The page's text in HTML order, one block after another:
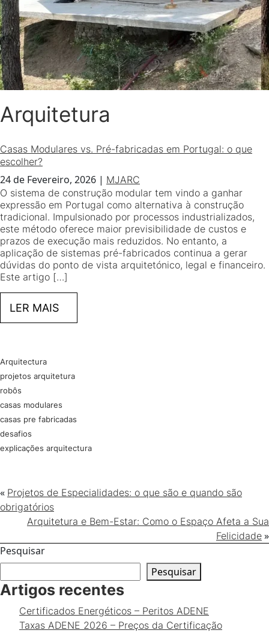
Arquitetura
Casas Modulares vs. Pré-fabricadas em Portugal: o que
escolher?
24 de Fevereiro, 2026 | MJARC
O sistema de construção modular tem vindo a ganhar
expressão em Portugal como alternativa à construção
tradicional. Impulsionado por processos industrializados,
este método oferece maior previsibilidade de custos e
prazos de execução mais reduzidos. No entanto, a
aplicação de sistemas pré-fabricados continua a gerar
dúvidas do ponto de vista arquitetónico, legal e financeiro.
Este artigo […]
LER MAIS
Arquitectura
projetos arquitetura
robôs
casas modulares
casas pre fabricadas
desafios
explicações arquitectura
« Projetos de Especialidades: o que são e quando são
obrigatórios
Arquitetura e Bem-Estar: Como o Espaço Afeta a Sua
Felicidade »
Pesquisar
Pesquisar
Artigos recentes
Certificados Energéticos – Peritos ADENE
Taxas ADENE 2026 – Preços da Certificação